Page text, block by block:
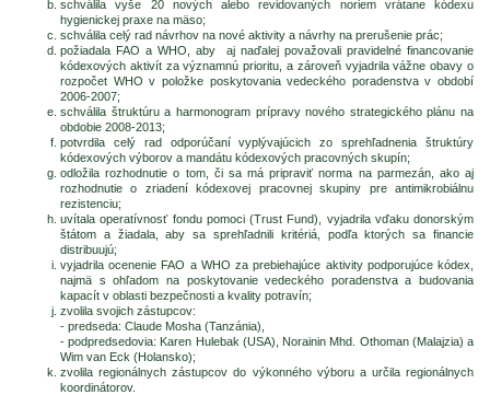
schválila vyše 20 nových alebo revidovaných noriem vrátane kódexu
hygienickej praxe na mäso;
schválila celý rad návrhov na nové aktivity a návrhy na prerušenie prác;
požiadala FAO a WHO, aby aj naďalej považovali pravidelné financovanie
kódexových aktivít za významnú prioritu, a zároveň vyjadrila vážne obavy o
rozpočet WHO v položke poskytovania vedeckého poradenstva v období
2006-2007;
schválila štruktúru a harmonogram prípravy nového strategického plánu na
obdobie 2008-2013;
potvrdila celý rad odporúčaní vyplývajúcich zo sprehľadnenia štruktúry
kódexových výborov a mandátu kódexových pracovných skupín;
odložila rozhodnutie o tom, či sa má pripraviť norma na parmezán, ako aj
rozhodnutie o zriadení kódexovej pracovnej skupiny pre antimikrobiálnu
rezistenciu;
uvítala operatívnosť fondu pomoci (Trust Fund), vyjadrila vďaku donorským
štátom a žiadala, aby sa sprehľadnili kritériá, podľa ktorých sa financie
distribuujú;
vyjadrila ocenenie FAO a WHO za prebiehajúce aktivity podporujúce kódex,
najmä s ohľadom na poskytovanie vedeckého poradenstva a budovania
kapacít v oblasti bezpečnosti a kvality potravín;
zvolila svojich zástupcov:
- predseda: Claude Mosha (Tanzánia),
- podpredsedovia: Karen Hulebak (USA), Norainin Mhd. Othoman (Malajzia) a
Wim van Eck (Holansko);
zvolila regionálnych zástupcov do výkonného výboru a určila regionálnych
koordinátorov.